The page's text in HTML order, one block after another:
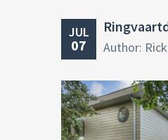
JUL
07 Author: